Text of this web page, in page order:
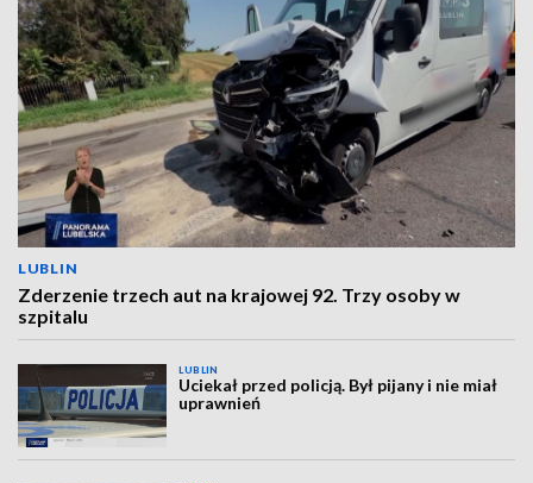
LUBLIN
Zderzenie trzech aut na krajowej 92. Trzy osoby w
szpitalu
LUBLIN
Uciekał przed policją. Był pijany i nie miał
uprawnień